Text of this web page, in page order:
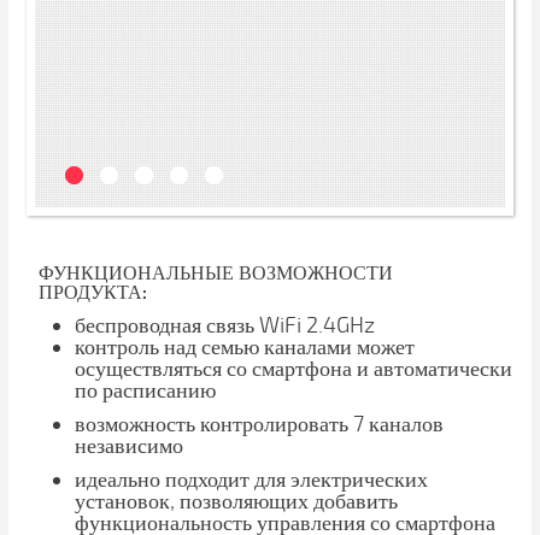
ФУНКЦИОНАЛЬНЫЕ ВОЗМОЖНОСТИ
ПРОДУКТА:
беспроводная связь WiFi 2.4GHz
контроль над семью каналами может
осуществляться со смартфона и автоматически
по расписанию
возможность контролировать 7 каналов
независимо
идеально подходит для электрических
установок, позволяющих добавить
функциональность управления со смартфона